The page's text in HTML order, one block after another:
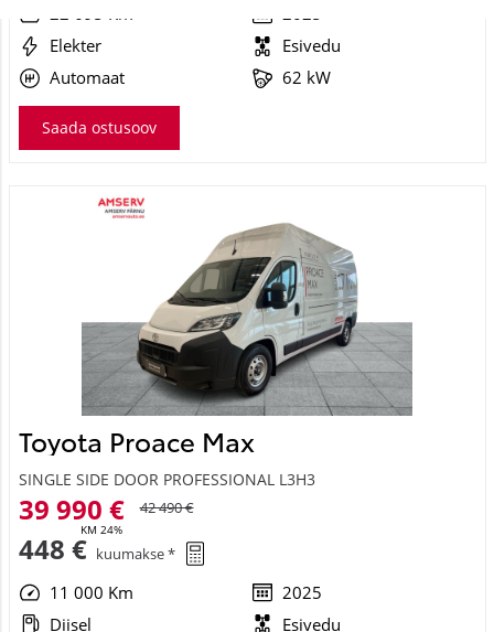
Elekter
Esivedu
Automaat
62 kW
Saada ostusoov
Toyota Proace Max
SINGLE SIDE DOOR PROFESSIONAL L3H3
39 990 €
KM 24%
42 490 €
448 € kuumakse *
11 000 Km
2025
Diisel
Esivedu